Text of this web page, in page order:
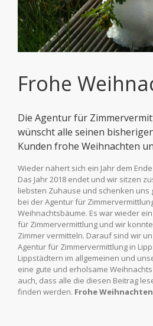
Frohe
Die Agentur für
wünscht alle seinen
Kunden frohe Weihnachten
Wieder nähert sich ein Jahr dem
Das Jahr 2018 endet und wir sitzen
liebsten Zuhause und schenken uns
bei der Agentur für
Weihnachtsbäume. Es war wieder
für Zimmervermittlung und wir
Zimmer vermitteln. Darauf sind wir
Agentur für Zimmervermittlung in
Lippstädtern im allgemeinen und
eine gute und erholsame
auch, dass alle die diesen Beitrag
finden werden. Frohe